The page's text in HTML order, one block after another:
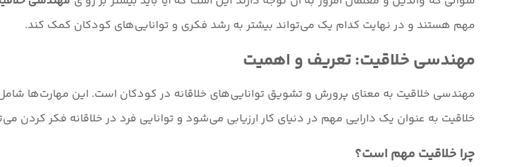
مهم هستند و در نهایت کدام یک می‌تواند بیشتر به رشد فکری و توانایی‌های کودکان کمک کند.
مهندسی خلاقیت: تعریف و اهمیت
مهندسی خلاقیت به معنای پرورش و تشویق توانایی‌های خلاقانه در کودکان است. این مهارت‌ها
خلاقیت به عنوان یک دارایی مهم در دنیای کار ارزیابی می‌شود و توانایی فرد در خلاقانه فکر کردن
چرا خلاقیت مهم است؟